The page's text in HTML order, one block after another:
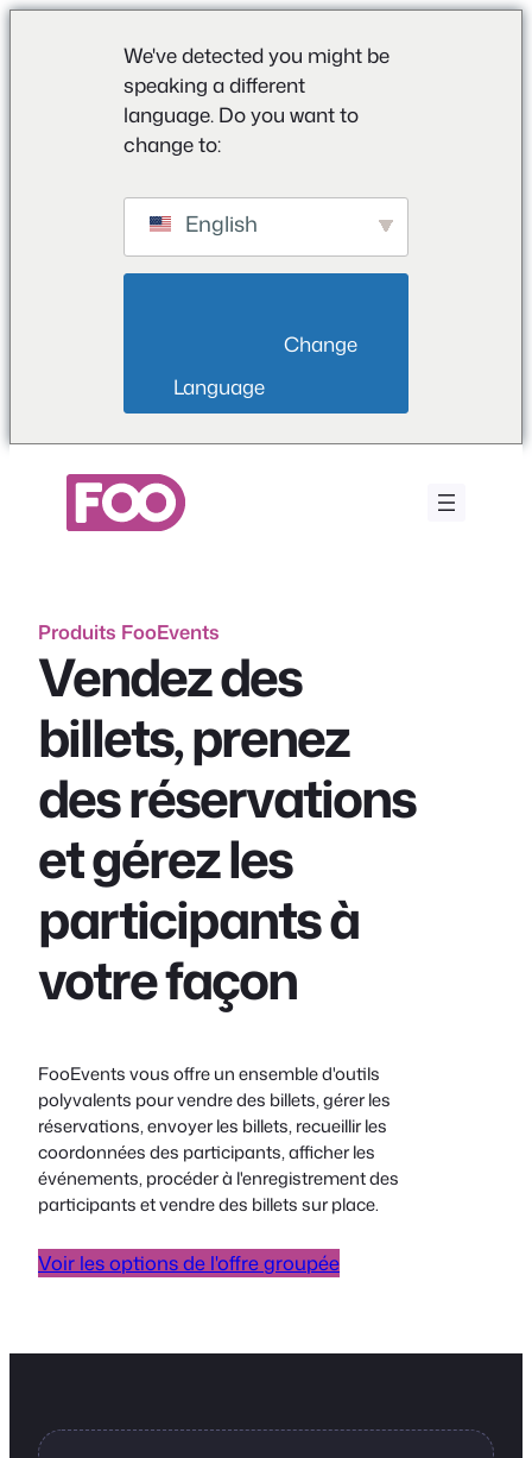
We've detected you might be
speaking a different
language. Do you want to
change to:
English
Language
Produits FooEvents
Vendez des
billets, prenez
des réservations
et gérez les
participants à
votre façon
FooEvents vous offre un ensemble d'outils
polyvalents pour vendre des billets, gérer les
réservations, envoyer les billets, recueillir les
coordonnées des participants, afficher les
événements, procéder à l'enregistrement des
participants et vendre des billets sur place.
Voir les options de l'offre groupée